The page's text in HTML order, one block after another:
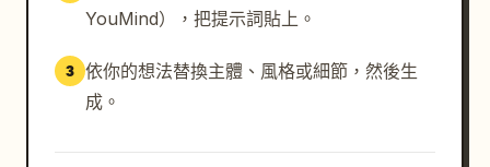
YouMind），把提示詞貼上。
3 依你的想法替換主體、風格或細節，然後生
成。